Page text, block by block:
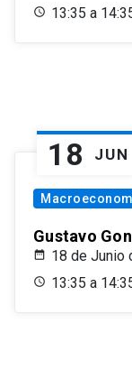
13:35 a
18 JUN
Gustavo
18 de Junio
13:35 a